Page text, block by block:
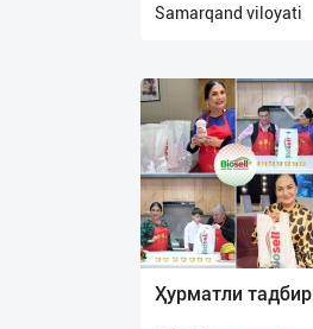
Samarqand viloyati
Ҳурматли тадбир